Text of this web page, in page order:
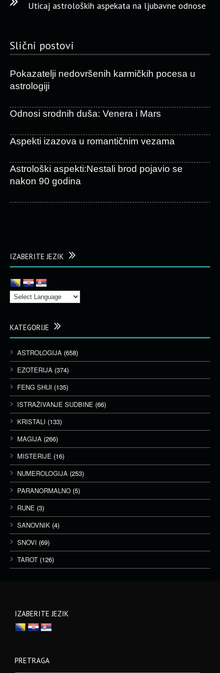
Uticaj astroloških aspekata na ljubavne odnose
Slični postovi
Pokazatelji nedovršenih karmičkih pocesa u
astrologiji
Odnosi srodnih duša: Venera i Mars
Aspekti izazova u romantičnim vezama
Astrološki aspekti:Nestali brod pojavio se
nakon 90 godina
IZABERITE JEZIK
KATEGORIJE
ASTROLOGIJA (658)
EZOTERIJA (374)
FENG SHUI (135)
ISTRAŽIVANJE SUDBINE (66)
KRISTALI (133)
MAGIJA (266)
MISTERIJE (16)
NUMEROLOGIJA (253)
PARANORMALNO (5)
RUNE (3)
SANOVNIK (4)
SNOVI (69)
TAROT (126)
IZABERITE JEZIK
PRETRAGA